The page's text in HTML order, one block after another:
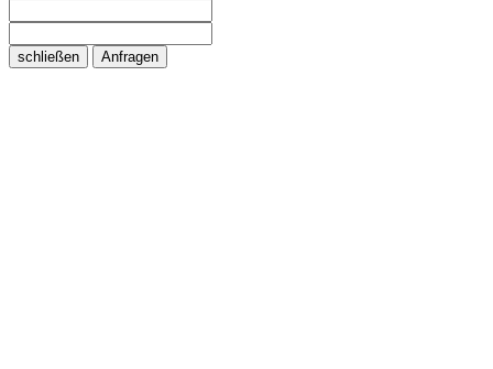
schließen Anfragen